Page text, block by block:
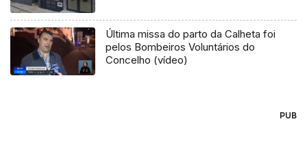
Última missa do parto da Calheta foi
pelos Bombeiros Voluntários do
Concelho (vídeo)
PUB